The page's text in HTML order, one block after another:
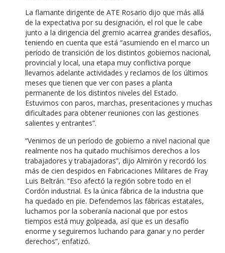
La flamante dirigente de ATE Rosario dijo que más allá
de la expectativa por su designación, el rol que le cabe
junto a la dirigencia del gremio acarrea grandes desafíos,
teniendo en cuenta que está “asumiendo en el marco un
período de transición de los distintos gobiernos nacional,
provincial y local, una etapa muy conflictiva porque
llevamos adelante actividades y reclamos de los últimos
meses que tienen que ver con pases a planta
permanente de los distintos niveles del Estado.
Estuvimos con paros, marchas, presentaciones y muchas
dificultades para obtener reuniones con las gestiones
salientes y entrantes”.
“Venimos de un período de gobierno a nivel nacional que
realmente nos ha quitado muchísimos derechos a los
trabajadores y trabajadoras”, dijo Almirón y recordó los
más de cien despidos en Fabricaciones Militares de Fray
Luis Beltrán. “Eso afectó la región sobre todo en el
Cordón industrial. Es la única fábrica de la industria que
ha quedado en pie. Defendemos las fábricas estatales,
luchamos por la soberanía nacional que por estos
tiempos está muy golpeada, así que es un desafío
enorme y seguiremos luchando para ganar y no perder
derechos”, enfatizó.